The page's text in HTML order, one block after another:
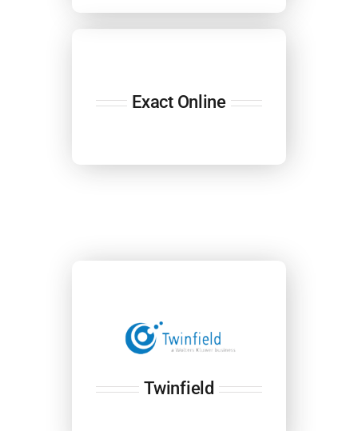
Exact Online
Twinfield